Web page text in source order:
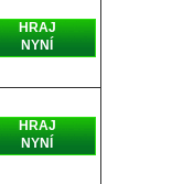
HRAJ
NYNÍ
HRAJ
NYNÍ